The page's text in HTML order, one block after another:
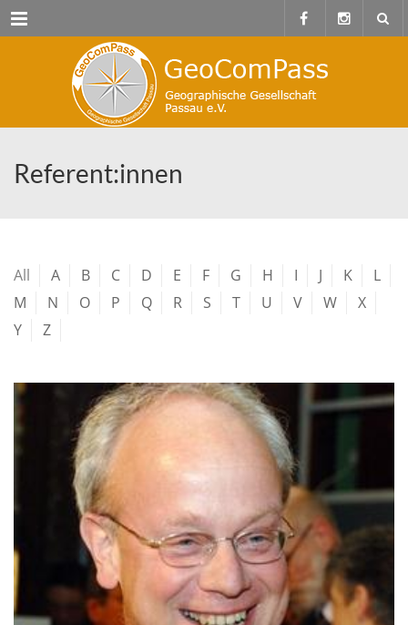
Menu
Referent:innen
All A B C D E F G H I J K
L
M
N O P Q R S T U V W
X
Y
Z